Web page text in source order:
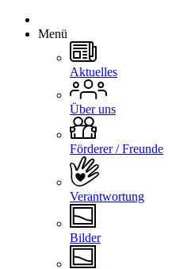
Menü
Aktuelles
Über uns
Förderer / Freunde
Verantwortung
Bilder